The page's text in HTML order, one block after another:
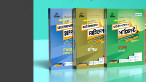
Description